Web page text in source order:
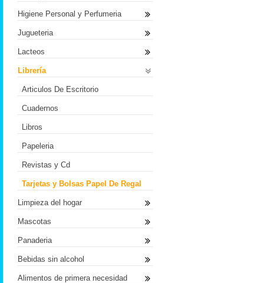
Higiene Personal y Perfumeria
Jugueteria
Lacteos
Librería
Articulos De Escritorio
Cuadernos
Libros
Papeleria
Revistas y Cd
Tarjetas y Bolsas Papel De Regal
Limpieza del hogar
Mascotas
Panaderia
Bebidas sin alcohol
Alimentos de primera necesidad